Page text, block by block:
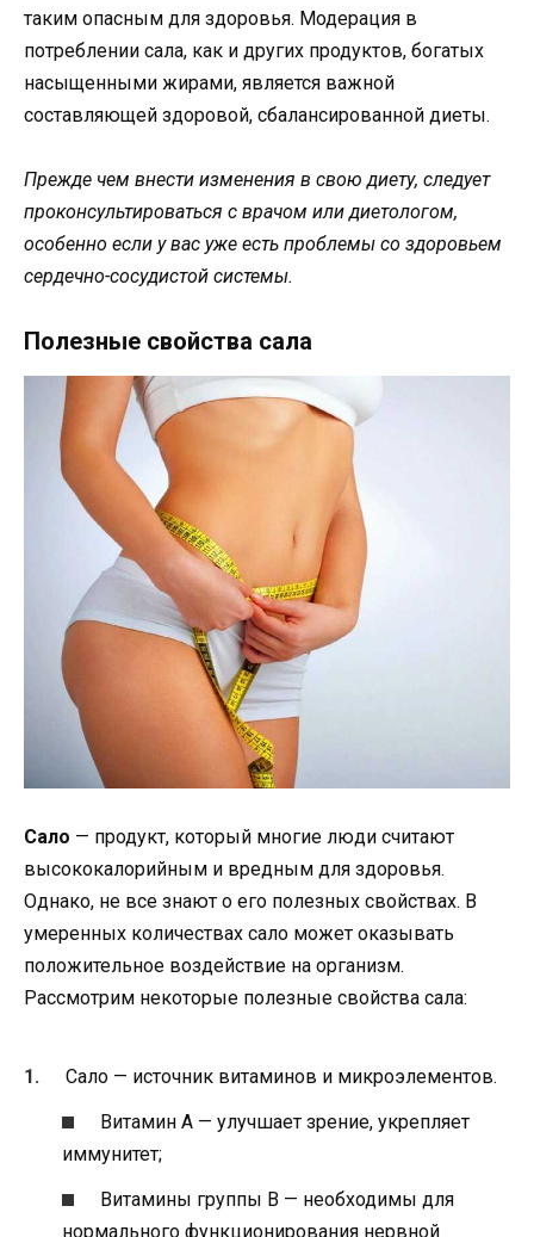
таким опасным для здоровья. Модерация в
потреблении сала, как и других продуктов, богатых
насыщенными жирами, является важной
составляющей здоровой, сбалансированной диеты.
Прежде чем внести изменения в свою диету, следует
проконсультироваться с врачом или диетологом,
особенно если у вас уже есть проблемы со здоровьем
сердечно-сосудистой системы.
Полезные свойства сала
Сало — продукт, который многие люди считают
высококалорийным и вредным для здоровья.
Однако, не все знают о его полезных свойствах. В
умеренных количествах сало может оказывать
положительное воздействие на организм.
Рассмотрим некоторые полезные свойства сала:
Сало — источник витаминов и микроэлементов.
Витамин А — улучшает зрение, укрепляет
иммунитет;
Витамины группы В — необходимы для
нормального функционирования нервной